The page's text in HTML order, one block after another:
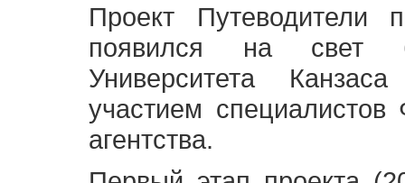
Проект Путеводители
появился на свет
Университета
участием специалистов
агентства.